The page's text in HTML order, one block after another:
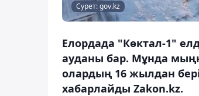
Сурет: gov.kz
Елордада "Көктал-1"
ауданы бар. Мұнда
олардың 16 жылдан
хабарлайды Zakon.kz.